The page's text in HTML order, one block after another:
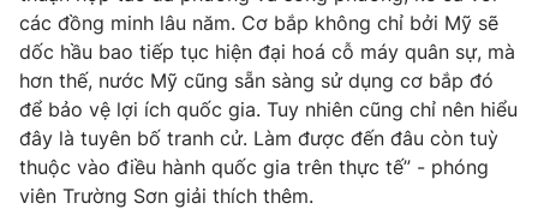
Emagazine Podcast
Photo Infographic
Video Shorts video
các đồng minh lâu năm. Cơ bắp không chỉ bởi Mỹ sẽ
dốc hầu bao tiếp tục hiện đại hoá cỗ máy quân sự, mà
hơn thế, nước Mỹ cũng sẵn sàng sử dụng cơ bắp đó
để bảo vệ lợi ích quốc gia. Tuy nhiên cũng chỉ nên hiểu
đây là tuyên bố tranh cử. Làm được đến đâu còn tuỳ
thuộc vào điều hành quốc gia trên thực tế” - phóng
viên Trường Sơn giải thích thêm.